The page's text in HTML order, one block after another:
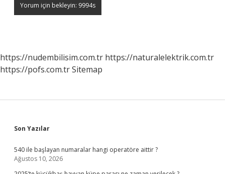
https://nudembilisim.com.tr https://naturalelektrik.com.tr
https://pofs.com.trSitemap
Sidebar
Son Yazılar
540 ile başlayan numaralar hangi operatöre aittir ?
Ağustos 10, 2026